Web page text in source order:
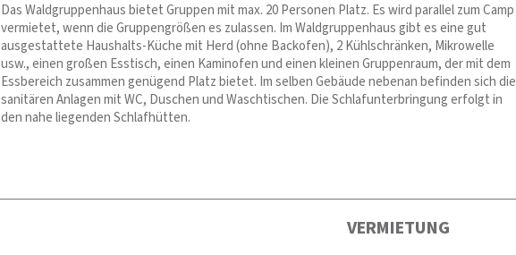
Das Waldgruppenhaus bietet Gruppen mit max. 20 Personen Platz. Es wird parallel zum Camp
vermietet, wenn die Gruppengrößen es zulassen. Im Waldgruppenhaus gibt es eine gut
ausgestattete Haushalts-Küche mit Herd (ohne Backofen), 2 Kühlschränken, Mikrowelle
usw., einen großen Esstisch, einen Kaminofen und einen kleinen Gruppenraum, der mit dem
Essbereich zusammen genügend Platz bietet. Im selben Gebäude nebenan befinden sich die
sanitären Anlagen mit WC, Duschen und Waschtischen. Die Schlafunterbringung erfolgt in
den nahe liegenden Schlafhütten.
VERMIETUNG